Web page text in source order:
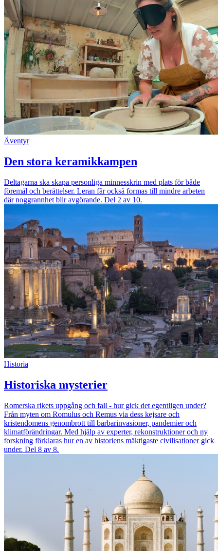
Äventyr
Den stora keramikkampen
Deltagarna ska skapa personliga minnesskrin med plats för både
föremål och berättelser. Leran får också formas till mindre arbeten
där noggrannhet blir avgörande. Del 2 av 10.
Historia
Historiska mysterier
Romerska rikets uppgång och fall - hur gick det egentligen under?
Från myten om Romulus och Remus via dess kejsare och
kristendomens genombrott till barbarinvasioner, pandemier och
klimatförändringar. Med hjälp av experter, rekonstruktioner och ny
forskning förklaras hur en av historiens mäktigaste civilisationer gick
under. Del 8 av 8.